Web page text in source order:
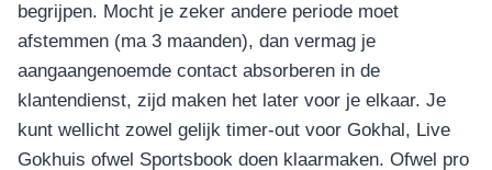
begrijpen. Mocht je zeker andere periode moet
afstemmen (ma 3 maanden), dan vermag je
aangaangenoemde contact absorberen in de
klantendienst, zijd maken het later voor je elkaar. Je
kunt wellicht zowel gelijk timer-out voor Gokhal, Live
Gokhuis ofwel Sportsbook doen klaarmaken. Ofwel pro